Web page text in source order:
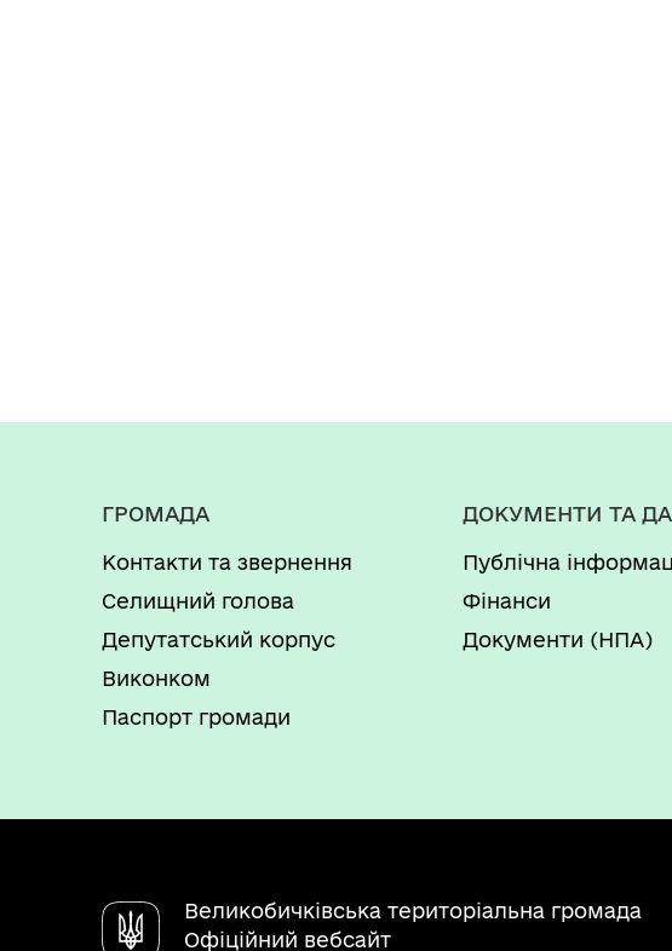
ГРОМАДА
Контакти та звернення
Селищний голова
Депутатський корпус
Виконком
Паспорт громади
ДОКУМЕНТИ ТА
Публічна
Фінанси
Документи (НПА)
Великобичківська територіальна громада
Офіційний вебсайт